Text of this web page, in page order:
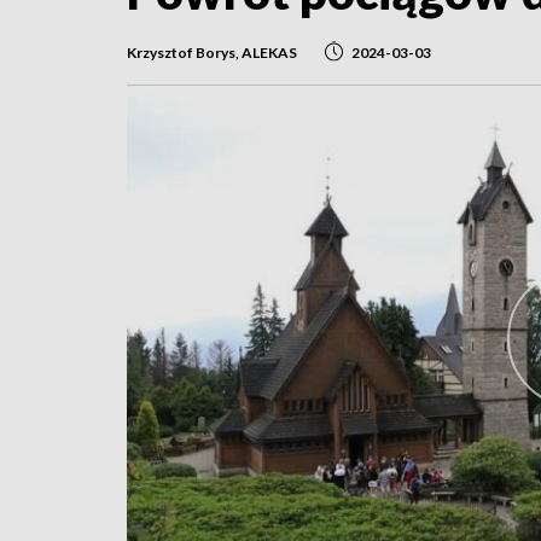
Krzysztof Borys, ALEKAS 2024-03-03